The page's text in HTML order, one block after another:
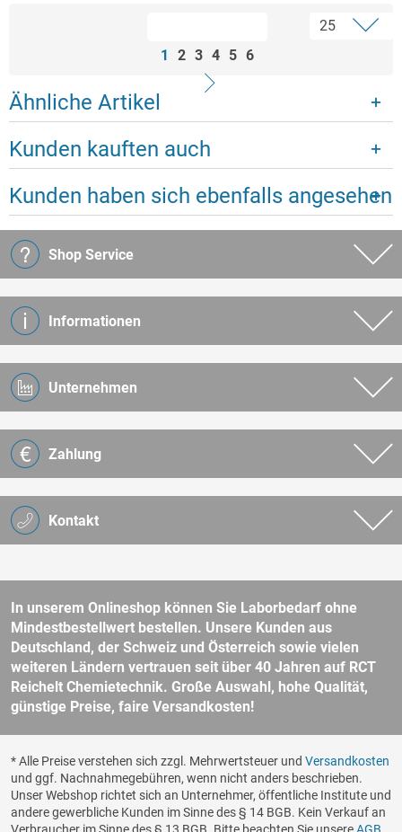
1 2 3 4 5 6
Ähnliche Artikel
Kunden kauften auch
Kunden haben sich ebenfalls angesehen
Kontakt
Shop Service
Informationen
Unternehmen
Zahlung
In unserem Onlineshop können Sie Laborbedarf ohne
Mindestbestellwert bestellen. Unsere Kunden aus
Deutschland, der Schweiz und Österreich sowie vielen
weiteren Ländern vertrauen seit über 40 Jahren auf RCT
Reichelt Chemietechnik. Große Auswahl, hohe Qualität,
günstige Preise, faire Versandkosten!
* Alle Preise verstehen sich zzgl. Mehrwertsteuer und Versandkosten
und ggf. Nachnahmegebühren, wenn nicht anders beschrieben.
Unser Webshop richtet sich an Unternehmer, öffentliche Institute und
andere gewerbliche Kunden im Sinne des § 14 BGB. Kein Verkauf an